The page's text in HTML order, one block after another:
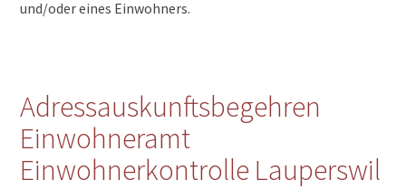
und/oder eines Einwohners.
Adressauskunftsbegehren
Einwohneramt
Einwohnerkontrolle Lauperswil